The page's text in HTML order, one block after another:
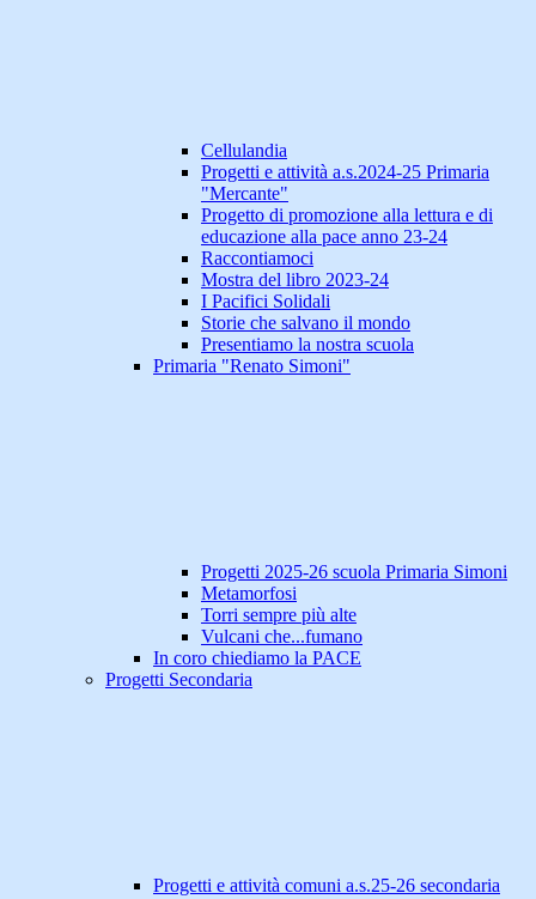
Cellulandia
Progetti e attività a.s.2024-25 Primaria
"Mercante"
Progetto di promozione alla lettura e di
educazione alla pace anno 23-24
Raccontiamoci
Mostra del libro 2023-24
I Pacifici Solidali
Storie che salvano il mondo
Presentiamo la nostra scuola
Primaria "Renato Simoni"
Progetti 2025-26 scuola Primaria Simoni
Metamorfosi
Torri sempre più alte
Vulcani che...fumano
In coro chiediamo la PACE
Progetti Secondaria
Progetti e attività comuni a.s.25-26 secondaria